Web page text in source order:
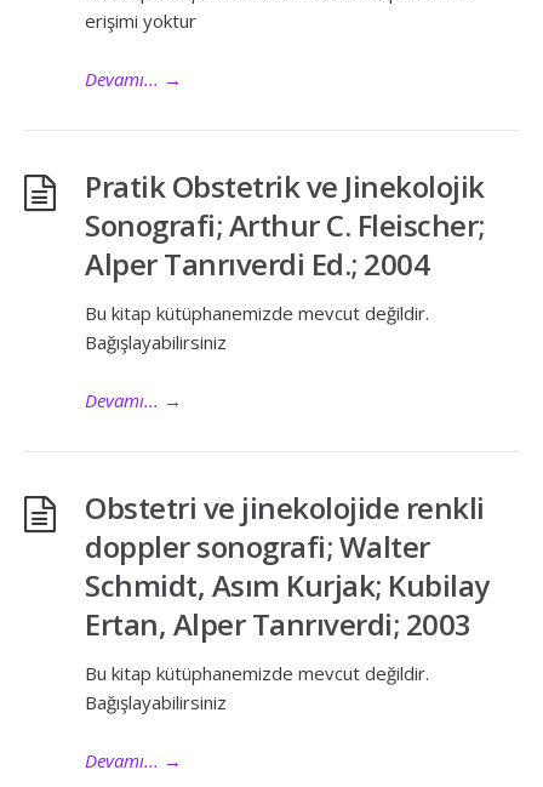
erişimi yoktur
Devamı... →
Pratik Obstetrik ve Jinekolojik
Sonografi; Arthur C. Fleischer;
Alper Tanrıverdi Ed.; 2004
Bu kitap kütüphanemizde mevcut değildir.
Bağışlayabilirsiniz
Devamı... →
Obstetri ve jinekolojide renkli
doppler sonografi; Walter
Schmidt, Asım Kurjak; Kubilay
Ertan, Alper Tanrıverdi; 2003
Bu kitap kütüphanemizde mevcut değildir.
Bağışlayabilirsiniz
Devamı... →